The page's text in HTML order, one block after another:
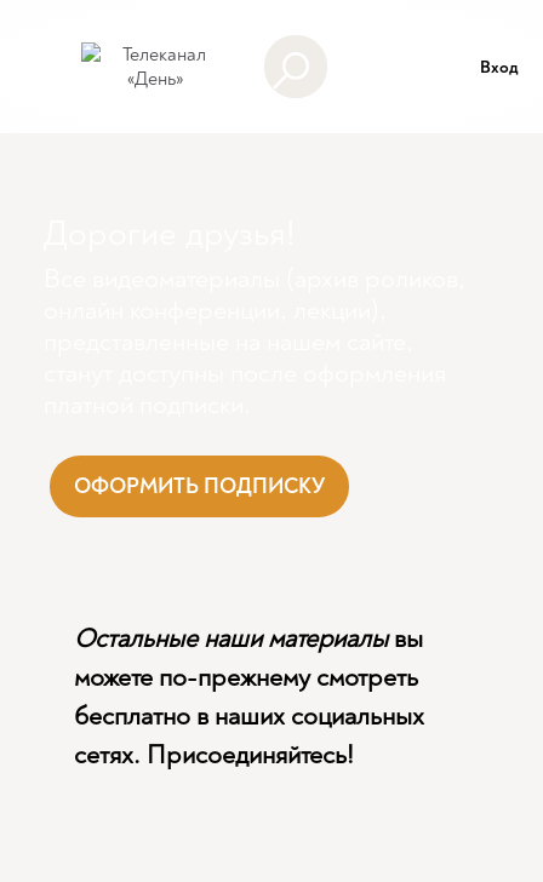
Вход
ОФОРМИТЬ ПОДПИСКУ
Остальные наши материалывы
можете по-прежнему смотреть
бесплатно в наших социальных
сетях. Присоединяйтесь!